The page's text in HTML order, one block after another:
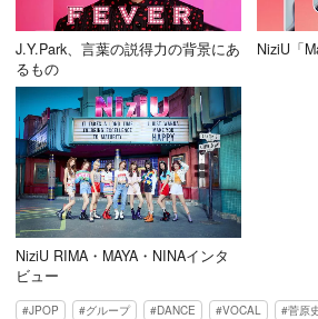
J.Y.Park、言葉の説得力の背景にあ
るもの
NiziU「
NiziU RIMA・MAYA・NINAインタ
ビュー
JPOP グループ DANCE VOCAL 菅原